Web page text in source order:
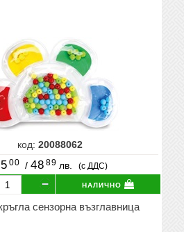
код:20088062
00 /48 89 лв. (с ДДС)
налично
сензорна възглавница